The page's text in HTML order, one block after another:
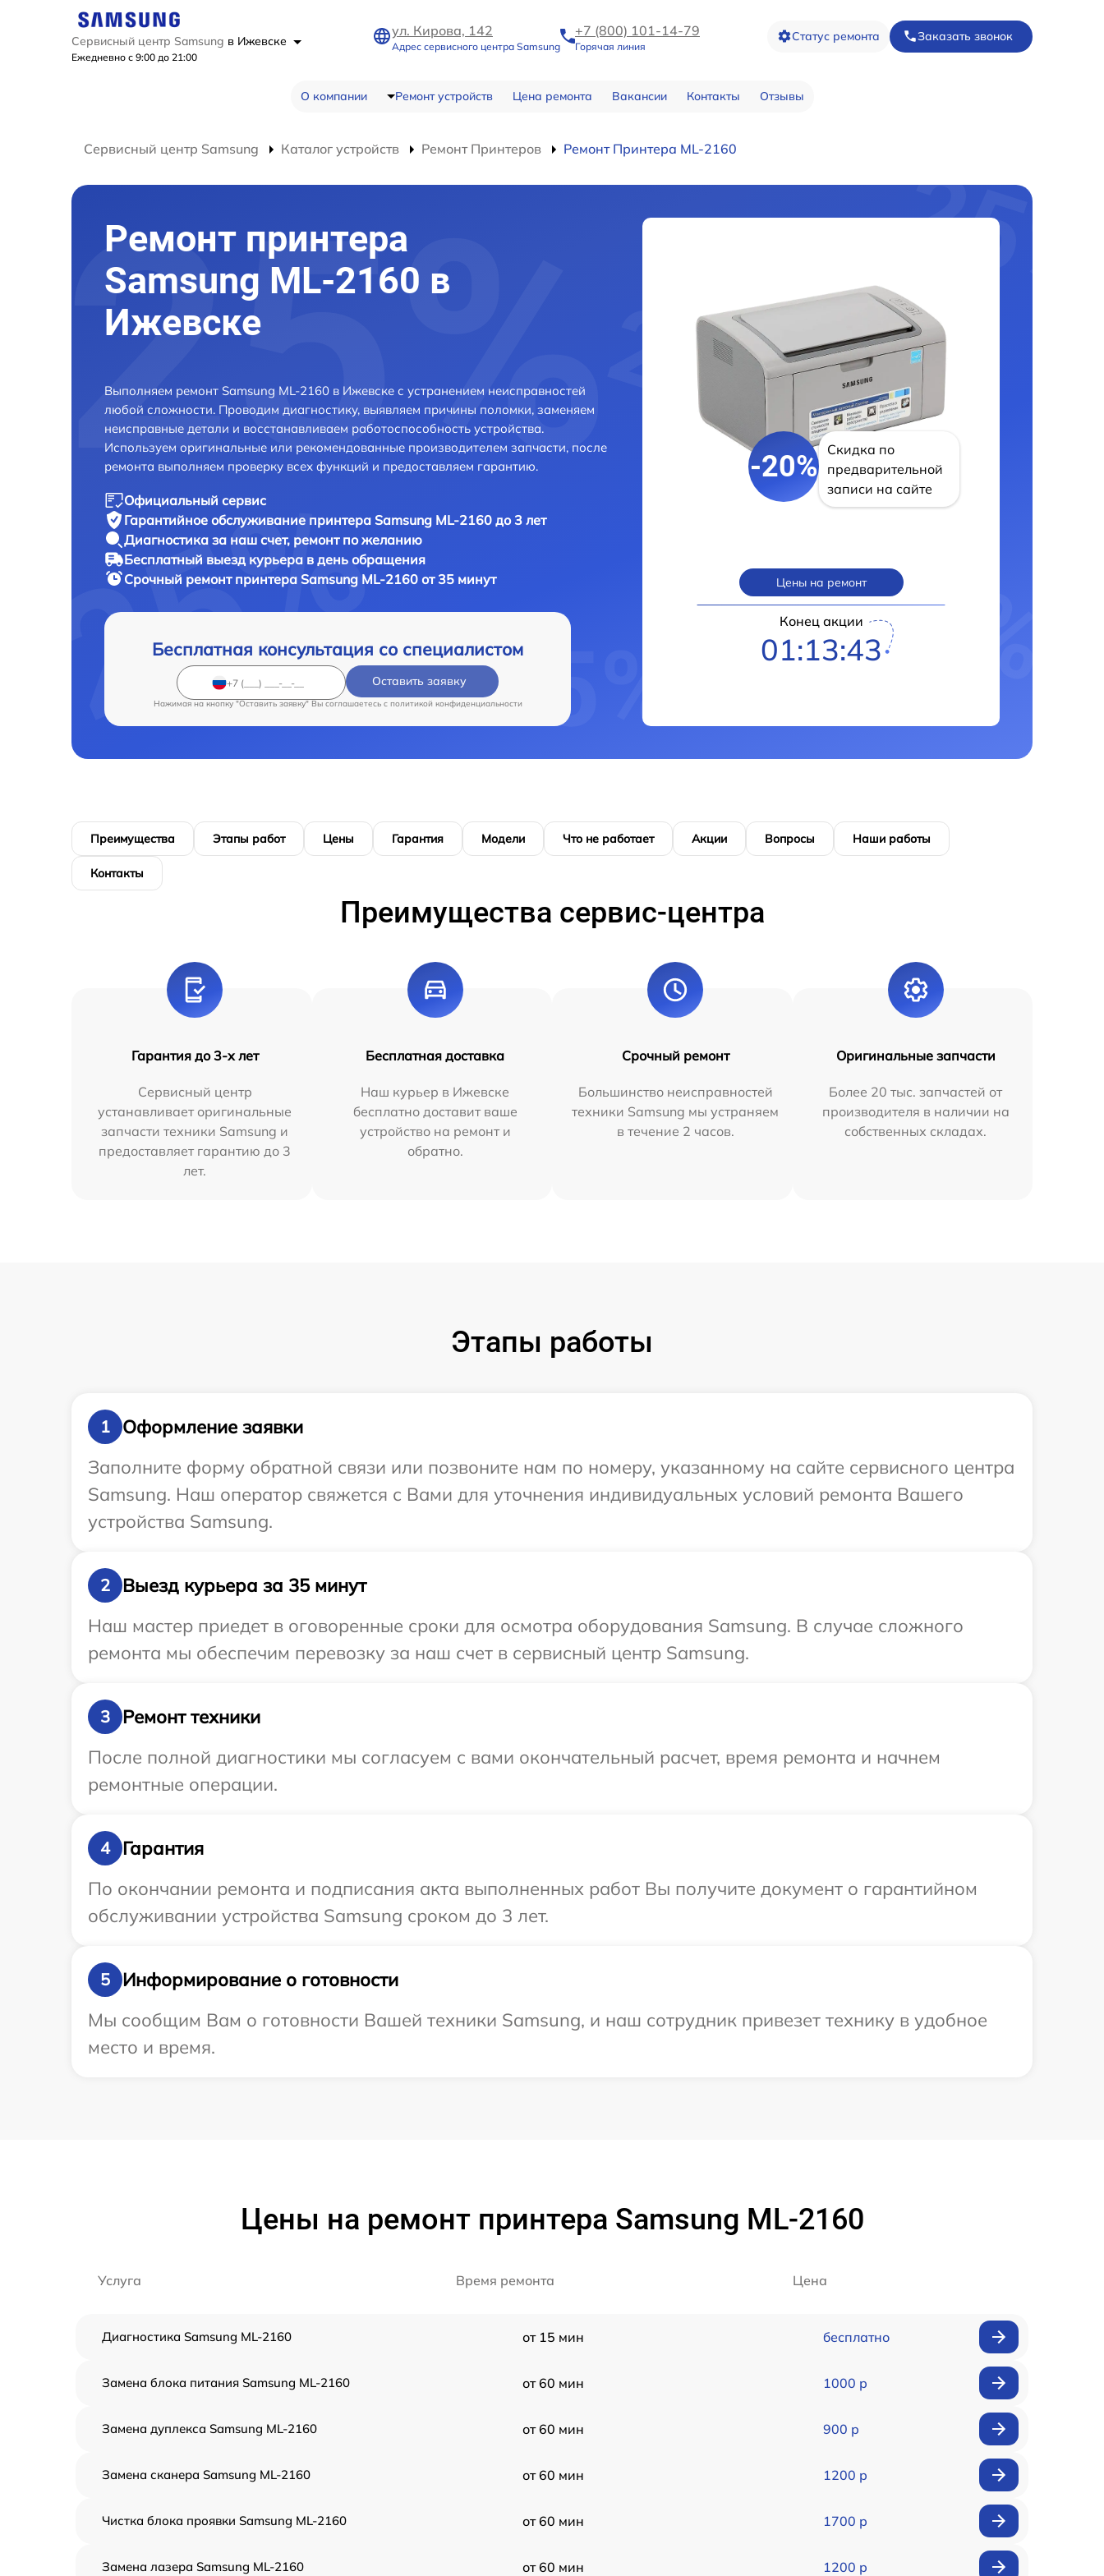
Сервисный центр Samsung в Ижевске
Ежедневно с 9:00 до 21:00
ул. Кирова, 142
Адрес сервисного центра Samsung
+7 (800) 101-14-79
Горячая линия
Статус ремонта Заказать звонок
О компании Ремонт устройств Цена ремонта Вакансии Контакты Отзывы
Сервисный центр Samsung Каталог устройств Ремонт Принтеров Ремонт Принтера ML-2160
Ремонт принтера
Samsung ML-2160 в
Ижевске
Выполняем ремонт Samsung ML-2160 в Ижевске с устранением неисправностей
любой сложности. Проводим диагностику, выявляем причины поломки, заменяем
неисправные детали и восстанавливаем работоспособность устройства.
Используем оригинальные или рекомендованные производителем запчасти, после
ремонта выполняем проверку всех функций и предоставляем гарантию.
Официальный сервис
Гарантийное обслуживание принтера Samsung ML-2160 до 3 лет
Диагностика за наш счет, ремонт по желанию
Бесплатный выезд курьера в день обращения
Срочный ремонт принтера Samsung ML-2160 от 35 минут
Бесплатная консультация со специалистом
Оставить заявку
Нажимая на кнопку "Оставить заявку" Вы соглашаетесь c политикой конфиденциальности
-20%
Скидка по
предварительной
записи на сайте
Цены на ремонт
Конец акции
01:13:42
Преимущества Этапы работ Цены Гарантия Модели Что не работает Акции Вопросы Наши работы
Контакты
Преимущества сервис-центра
Гарантия до 3-х лет
Сервисный центр
устанавливает оригинальные
запчасти техники Samsung и
предоставляет гарантию до 3
лет.
Бесплатная доставка
Наш курьер в Ижевске
бесплатно доставит ваше
устройство на ремонт и
обратно.
Срочный ремонт
Большинство неисправностей
техники Samsung мы устраняем
в течение 2 часов.
Оригинальные запчасти
Более 20 тыс. запчастей от
производителя в наличии на
собственных складах.
Этапы работы
1
Оформление заявки
Заполните форму обратной связи или позвоните нам по номеру, указанному на сайте сервисного центра
Samsung. Наш оператор свяжется с Вами для уточнения индивидуальных условий ремонта Вашего
устройства Samsung.
2
Выезд курьера за 35 минут
Наш мастер приедет в оговоренные сроки для осмотра оборудования Samsung. В случае сложного
ремонта мы обеспечим перевозку за наш счет в сервисный центр Samsung.
3
Ремонт техники
После полной диагностики мы согласуем с вами окончательный расчет, время ремонта и начнем
ремонтные операции.
4
Гарантия
По окончании ремонта и подписания акта выполненных работ Вы получите документ о гарантийном
обслуживании устройства Samsung сроком до 3 лет.
5
Информирование о готовности
Мы сообщим Вам о готовности Вашей техники Samsung, и наш сотрудник привезет технику в удобное
место и время.
Цены на ремонт принтера Samsung ML-2160
Услуга Время ремонта Цена
Диагностика Samsung ML-2160 от 15 мин бесплатно
Замена блока питания Samsung ML-2160 от 60 мин 1000 р
Замена дуплекса Samsung ML-2160 от 60 мин 900 р
Замена сканера Samsung ML-2160 от 60 мин 1200 р
Чистка блока проявки Samsung ML-2160 от 60 мин 1700 р
Замена лазера Samsung ML-2160 от 60 мин 1200 р